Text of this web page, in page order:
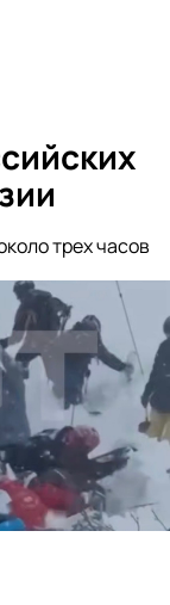
трех часов